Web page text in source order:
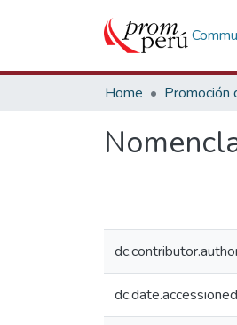
Home
dc.date.accessioned